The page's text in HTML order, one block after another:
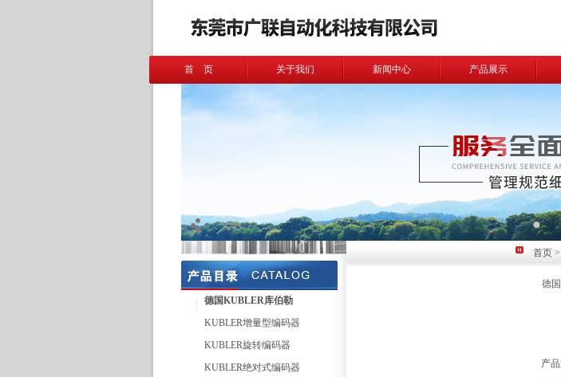
首 页 关于我们 新闻中心 产品展示
德国KUBLER库伯勒
KUBLER增量型编码器
KUBLER旋转编码器
KUBLER绝对式编码器
首页 >
德
产品